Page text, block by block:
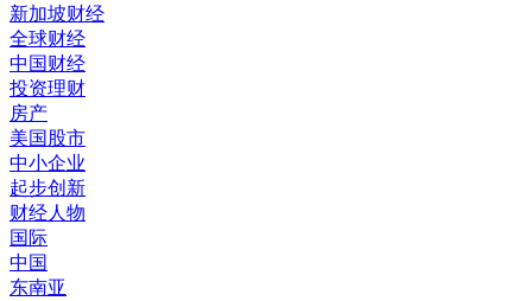
新加坡财经
全球财经
中国财经
投资理财
房产
美国股市
中小企业
起步创新
财经人物
国际
中国
东南亚